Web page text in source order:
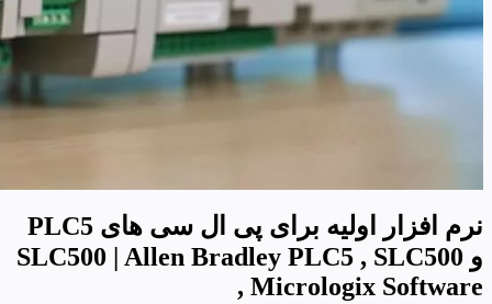
نرم افزار اولیه برای پی ال سی های PLC5
و SLC500 | Allen Bradley PLC5 , SLC500
, Micrologix Software